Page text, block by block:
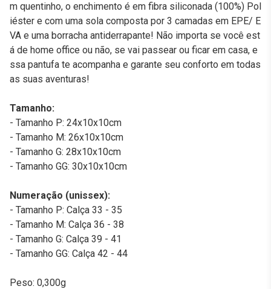
m quentinho, o enchimento é em fibra siliconada (100%) Pol
iéster e com uma sola composta por 3 camadas em EPE/ E
VA e uma borracha antiderrapante! Não importa se você est
á de home office ou não, se vai passear ou ficar em casa, e
ssa pantufa te acompanha e garante seu conforto em todas
as suas aventuras!
Tamanho:
- Tamanho P: 24x10x10cm
- Tamanho M: 26x10x10cm
- Tamanho G: 28x10x10cm
- Tamanho GG: 30x10x10cm
Numeração (unissex):
- Tamanho P: Calça 33 - 35
- Tamanho M: Calça 36 - 38
- Tamanho G: Calça 39 - 41
- Tamanho GG: Calça 42 - 44
Peso: 0,300g